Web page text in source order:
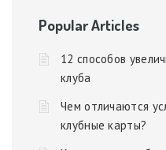
Popular Articles
12 способов
клуба
Чем отличаются
клубные карты?